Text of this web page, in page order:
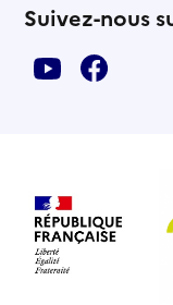
Suivez-nous